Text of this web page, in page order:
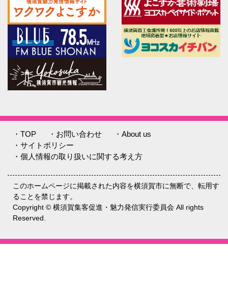
・TOP ・お問い合わせ
・About us
・サイトポリシー
・個人情報の取り扱いに関する考え方
このホームページに掲載された内容を横須賀市に無断で、転用す
ることを禁じます。
Copyright © 横須賀集客促進・魅力発信実行委員会 All rights
Reserved.